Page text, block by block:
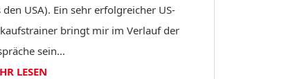
den USA). Ein sehr erfolgreicher US-
bringt mir im Verlauf der
sein...
LESEN